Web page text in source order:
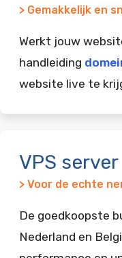
> Gemakkelijk en
Werkt jouw
handleiding
website live te
VPS server
> Voor de echte
De goedkoopste
Nederland en